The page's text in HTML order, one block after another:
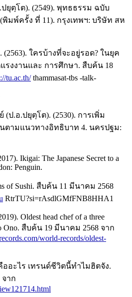
ตฺโต). (2549). พุทธธรรม ฉบับ
มพ์ครั้ง ที่ 11). กรุงเทพฯ: บริษัท สห
ใครบ้างที่จะอยู่รอด? ในยุค
แรงงานและ การศึกษา. สืบค้น 18
tu.ac.th/thammasat-tbs -talk-
ป.อ.ปยุตฺโต). (2530). การเพิ่ม
ตามแนวทางอิทธิบาท 4. นครปฐม:
Ikigai: The Japanese Secret to a
Penguin.
of Sushi. สืบค้น 11 มีนาคม 2568
RtrTU?si=rAsdlGMfFNB8HHA1
Oldest head chef of a three
Ono. สืบค้น 19 มีนาคม 2568 จาก
world-records/oldest-
คืออะไร เทรนด์ชีวิตนี้ทำไมฮิตจัง.
าก